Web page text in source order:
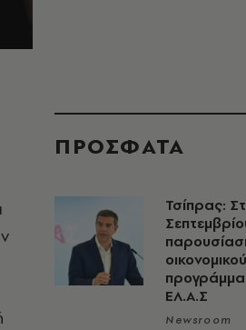
ΠΡΟΣΦΑΤΑ
Τσίπρας:
οικονομικού
ΕΛ.Α.Σ
Newsroom